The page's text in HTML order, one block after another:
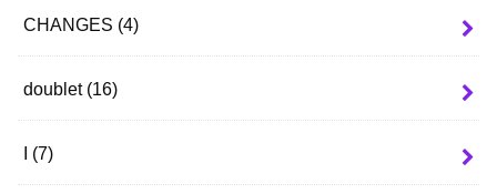
CHANGES (4)
doublet (16)
I (7)